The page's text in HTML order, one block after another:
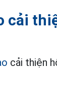
cải
cải thiện